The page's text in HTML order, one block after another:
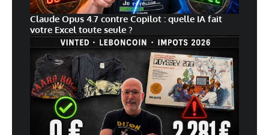
Claude Opus 4.7 contre Copilot : quelle IA fait
votre Excel toute seule ?